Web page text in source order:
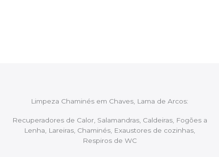
Limpeza Chaminés em Chaves, Lama de Arcos:
Recuperadores de Calor, Salamandras, Caldeiras, Fogões a
Lenha, Lareiras, Chaminés, Exaustores de cozinhas,
Respiros de WC